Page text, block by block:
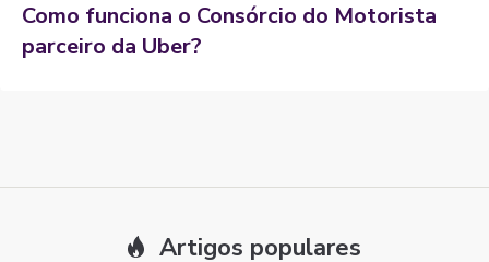
Como funciona o Consórcio do Motorista
parceiro da Uber?
Artigos populares